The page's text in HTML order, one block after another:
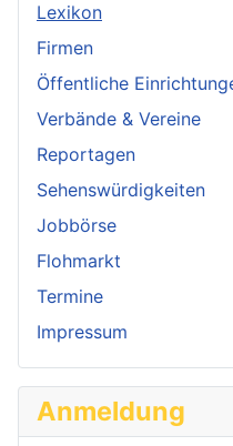
Lexikon
Firmen
Öffentliche
Verbände & Vereine
Reportagen
Sehenswürdigkeiten
Jobbörse
Flohmarkt
Termine
Impressum
Anmeldung